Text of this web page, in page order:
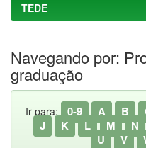
TEDE
Navegando por:
graduação
Ir para: 0-9 A B
J
K L M N
U
V